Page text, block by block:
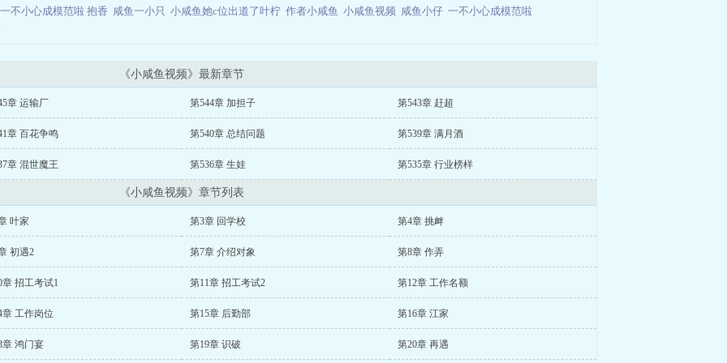
一不小心成模范啦 抱香 咸鱼一小只 小咸鱼她c位出道了叶柠 作者小咸鱼 小咸鱼视频 咸鱼小仔 一不小心成模范啦
《小咸鱼视频》最新章节
章 运输厂 第544章 加担子 第543章 赶超
章 百花争鸣 第540章 总结问题 第539章 满月酒
章 混世魔王 第536章 生娃 第535章 行业榜样
《小咸鱼视频》章节列表
叶家 第3章 回学校 第4章 挑衅
初遇2 第7章 介绍对象 第8章 作弄
章 招工考试1 第11章 招工考试2 第12章 工作名额
章 工作岗位 第15章 后勤部 第16章 江家
章 鸿门宴 第19章 识破 第20章 再遇